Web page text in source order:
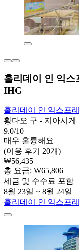
홀리데이 인 익스
IHG
홀리데이 인 익스프
황다오 구 - 지아시
9.0/10
매우 훌륭해요
(이용 후기 20개)
₩56,435
총 요금: ₩65,806
세금 및 수수료 포함
8월 23일 ~ 8월 24일
홀리데이 인 익스프